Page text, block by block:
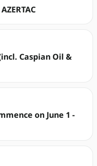
Caspian Oil &
on June 1 -